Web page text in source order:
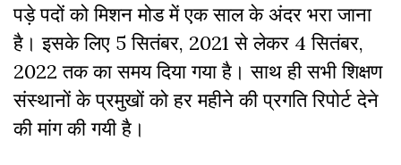
पड़े पदों को मिशन मोड में एक साल के अंदर भरा जाना
है। इसके लिए 5 सितंबर, 2021 से लेकर 4 सितंबर,
2022 तक का समय दिया गया है। साथ ही सभी शिक्षण
संस्थानों के प्रमुखों को हर महीने की प्रगति रिपोर्ट देने
की मांग की गयी है।